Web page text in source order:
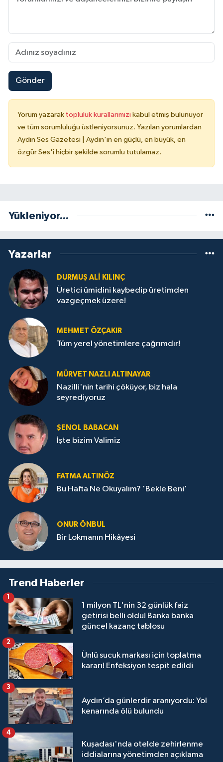
Gönder
Yorum yazarak topluluk kurallarımızı kabul etmiş bulunuyor
ve tüm sorumluluğu üstleniyorsunuz. Yazılan yorumlardan
Aydın Ses Gazetesi | Aydın'ın en güçlü, en büyük, en
özgür Ses'i hiçbir şekilde sorumlu tutulamaz.
Yükleniyor...
Yazarlar
DURMUŞ ALI KILINÇ
Üretici ümidini kaybedip üretimden
vazgeçmek üzere!
MEHMET ÖZÇAKIR
Tüm yerel yönetimlere çağrımdır!
MÜRVET NAZLI ALTINAYAR
Nazilli'nin tarihi çöküyor, biz hala
seyrediyoruz
ŞENOL BABACAN
İşte bizim Valimiz
FATMA ALTINÖZ
Bu Hafta Ne Okuyalım? 'Bekle Beni'
ONUR ÖNBUL
Bir Lokmanın Hikâyesi
Trend Haberler
1 milyon TL'nin 32 günlük faiz
getirisi belli oldu! Banka banka
güncel kazanç tablosu
1
Ünlü sucuk markası için toplatma
kararı! Enfeksiyon tespit edildi
2
Aydın’da günlerdir aranıyordu: Yol
kenarında ölü bulundu
3
Kuşadası'nda otelde zehirlenme
iddialarına yönetimden açıklama
4